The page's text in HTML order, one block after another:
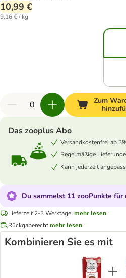
10,99 €
9,16 € / kg
Zum
Das zooplus Abo
Versandkostenfrei ab
Regelmäßige
Kann jederzeit
Du sammelst 11 zooPunkte für
Lieferzeit 2-3 Werktage. mehr lesen
Rückgaberechtmehr lesen
Kombinieren Sie es mit